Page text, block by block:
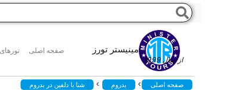
مینیستر تورز
از سال 1999
صفحه اصلی
صفحه اصلی > بدروم > شنا با دلفین در بدروم